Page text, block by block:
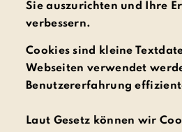
Sie auszurichten und Ihre
verbessern.
Cookies sind kleine
Webseiten verwendet
Benutzererfahrung
Laut Gesetz können wir